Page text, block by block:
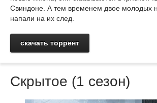
Свиндоне. А тем временем двое молодых
напали на их след.
скачать торрент
Скрытое (1 сезон)